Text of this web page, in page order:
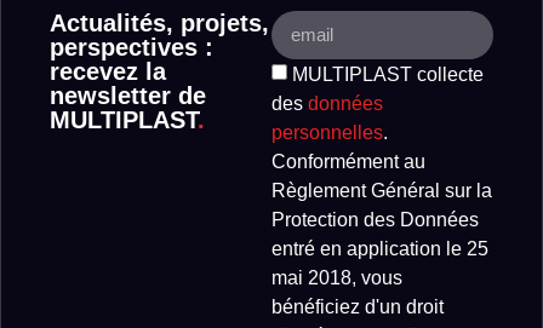
Actualités, projets,
perspectives :
recevez la
newsletter de
MULTIPLAST.
MULTIPLAST collecte
des données
personnelles.
Conformément au
Règlement Général sur la
Protection des Données
entré en application le 25
mai 2018, vous
bénéficiez d'un droit